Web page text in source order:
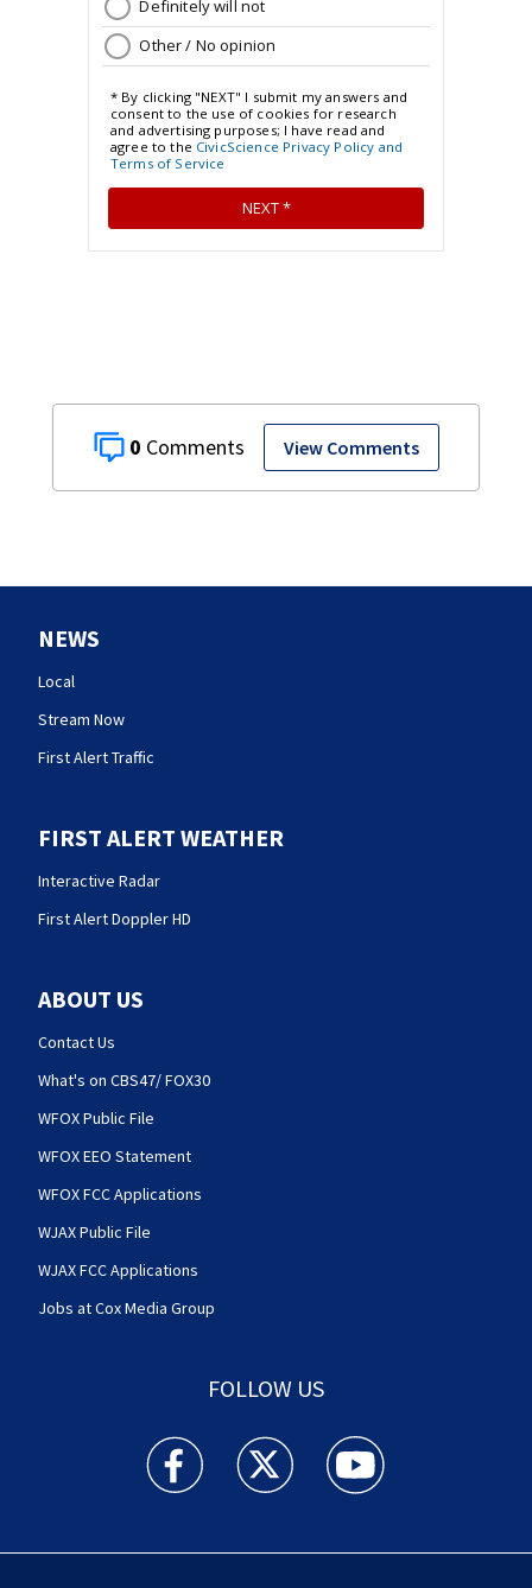
0 View Comments
NEWS
Local
Stream Now
First Alert Traffic
FIRST ALERT WEATHER
Interactive Radar
First Alert Doppler HD
ABOUT US
Contact Us
What's on CBS47/ FOX30
WFOX Public File
WFOX EEO Statement
WFOX FCC Applications
WJAX Public File
WJAX FCC Applications
Jobs at Cox Media Group
FOLLOW US
Action News Jax facebook feed(Opens a new
Action News Jax twitter
Action News Jax